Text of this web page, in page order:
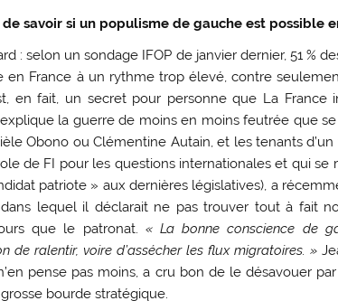
savoir si un populisme de gauche est possible
: selon un sondage IFOP de janvier dernier, 51 %
en France à un rythme trop élevé, contre
en fait, un secret pour personne que La
la guerre de moins en moins feutrée que
Obono ou Clémentine Autain, et les tenants
de FI pour les questions internationales et qui se
patriote » aux dernières législatives), a
lequel il déclarait ne pas trouver tout à fait
que le patronat. « La bonne conscience de
de ralentir, voire d’assécher les flux migratoires. »
pense pas moins, a cru bon de le désavouer
bourde stratégique.